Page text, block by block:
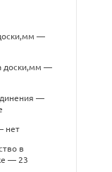
—
доски,мм —
—
нет
в
— 23